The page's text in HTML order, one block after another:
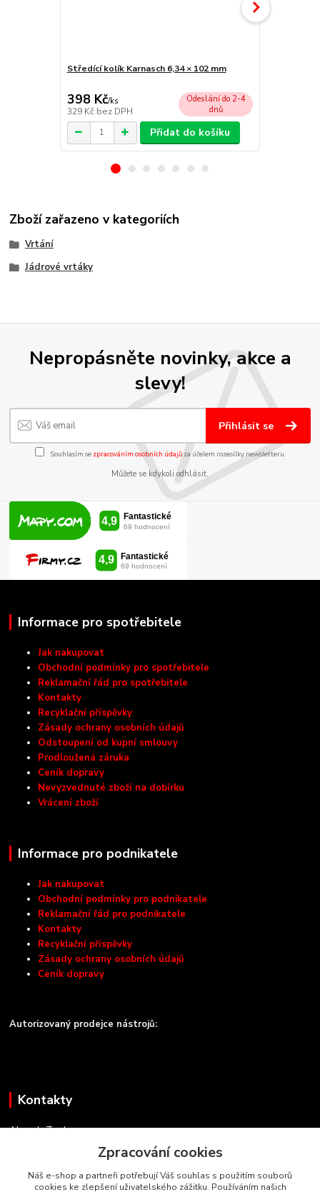
Středící kolík Karnasch 6,34 × 102 mm
398 Kč/ks
329 Kč bez DPH
Odeslání do 2-4
dnů
Přidat do košíku
Zboží zařazeno v kategoriích
Vrtání
Jádrové vrtáky
Nepropásněte novinky, akce a
slevy!
Přihlásit se
Souhlasím se zpracováním osobních údajůza účelem rozesílky newsletteru.
Můžete se kdykoli odhlásit.
Informace pro spotřebitele
Jak nakupovat
Obchodní podmínky pro spotřebitele
Reklamační řád pro spotřebitele
Kontakty
Recyklační příspěvky
Zásady ochrany osobních údajů
Odstoupení od kupní smlouvy
Prodloužená záruka
Ceník dopravy
Nevyzvednuté zboží na dobírku
Vrácení zboží
Informace pro podnikatele
Jak nakupovat
Obchodní podmínky pro podnikatele
Reklamační řád pro podnikatele
Kontakty
Recyklační příspěvky
Zásady ochrany osobních údajů
Ceník dopravy
Autorizovaný prodejce nástrojů:
Kontakty
Almash-Tools.cz
+420 603 145 054
Zpracování cookies
Náš e-shop a partneři potřebují Váš souhlas s použitím souborů
cookies ke zlepšení uživatelského zážitku. Používáním našich